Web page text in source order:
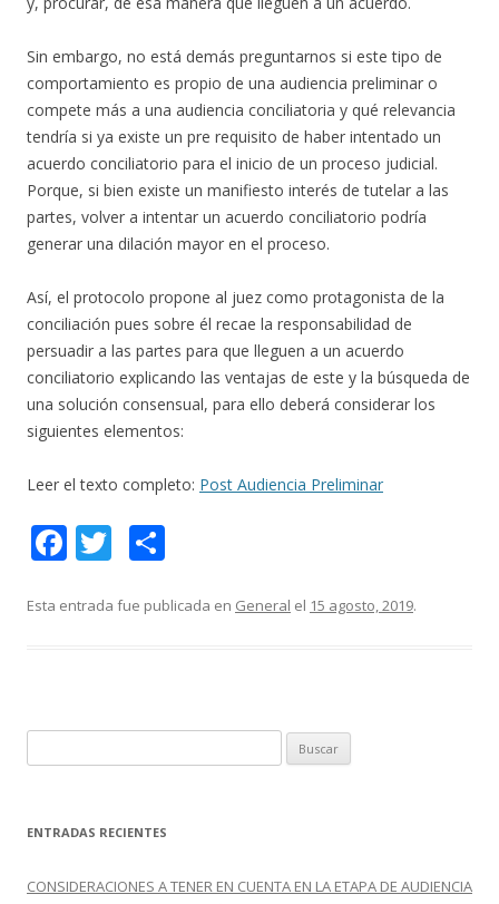
Sin embargo, no está demás preguntarnos si este tipo de
comportamiento es propio de una audiencia preliminar o
compete más a una audiencia conciliatoria y qué relevancia
tendría si ya existe un pre requisito de haber intentado un
acuerdo conciliatorio para el inicio de un proceso judicial.
Porque, si bien existe un manifiesto interés de tutelar a las
partes, volver a intentar un acuerdo conciliatorio podría
generar una dilación mayor en el proceso.
Así, el protocolo propone al juez como protagonista de la
conciliación pues sobre él recae la responsabilidad de
persuadir a las partes para que lleguen a un acuerdo
conciliatorio explicando las ventajas de este y la búsqueda de
una solución consensual, para ello deberá considerar los
siguientes elementos:
Leer el texto completo: Post Audiencia Preliminar
F
e
o
k
T
itt m
ti
r
Esta entrada fue publicada en General el 15 agosto, 2019.
u
c
r
ENTRADAS RECIENTES
CONSIDERACIONES A TENER EN CUENTA EN LA ETAPA DE AUDIENCIA